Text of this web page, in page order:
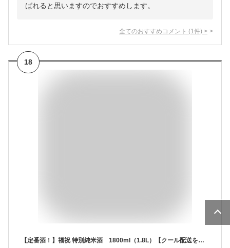
ばれると思いますのでおすすめします。
全てのおすすめコメント (1 件) >
18
【定番酒！】福祝 特別純米酒 1800ml（1.8L）【クール配送をご希望の場合はクール便をご指定ください】【千葉県君津市 藤平酒造】